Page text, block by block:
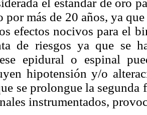
el estándar de oro
por más de 20 años, ya
efectos nocivos para el
de riesgos ya que se
epidural o espinal
hipotensión y/o
se prolongue la segunda
instrumentados,